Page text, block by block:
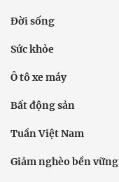
Đời sống
Sức khỏe
Ô tô xe máy
Bất động sản
Tuần Việt Nam
Giảm nghèo bền vững